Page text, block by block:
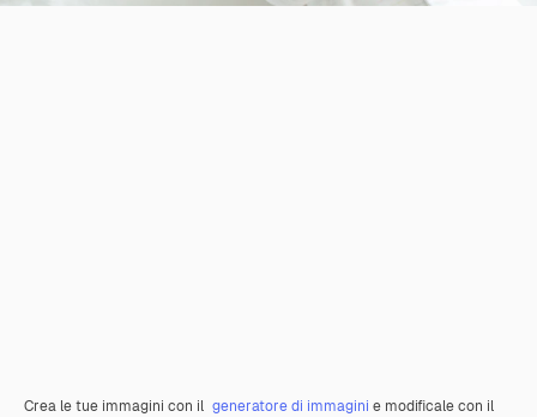
Crea le tue immagini con il generatore di immagini e modificale con il